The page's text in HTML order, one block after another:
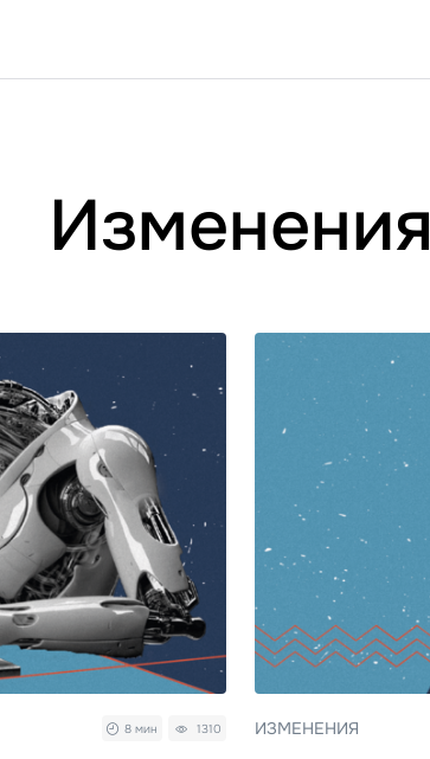
Изменения
8 мин 1310 ИЗМЕНЕНИЯ